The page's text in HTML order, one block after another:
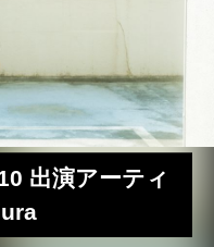
出演アーティ